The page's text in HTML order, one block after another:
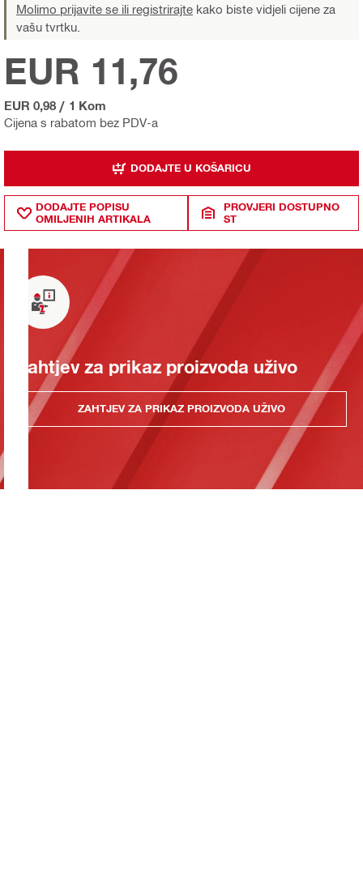
Molimo prijavite se ili registrirajte kako biste vidjeli cijene za
vašu tvrtku.
Cijena s rabatom bez PDV-a
EUR 11,76
EUR 0,98 / 1 Kom
DODAJTE U KOŠARICU
DODAJTE POPISU
OMILJENIH ARTIKALA
PROVJERI DOSTUPNO
ST
Zahtjev za prikaz proizvoda uživo
ZAHTJEV ZA PRIKAZ PROIZVODA UŽIVO